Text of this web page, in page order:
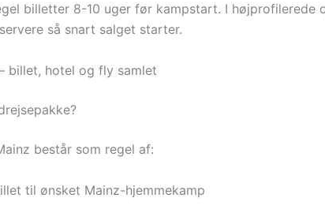
billetter 8-10 uger før kampstart. I
så snart salget starter.
billet, hotel og fly samlet
består som regel af:
til ønsket Mainz-hjemmekamp